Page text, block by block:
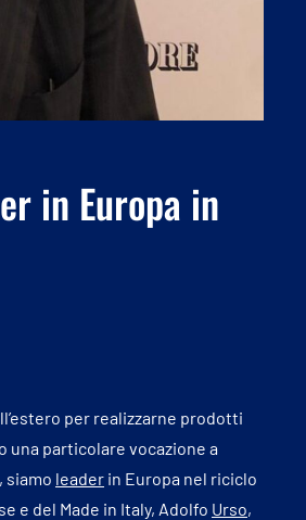
in Europa in
per realizzarne prodotti
una particolare vocazione a
siamo leader in Europa nel riciclo
e del Made in Italy, Adolfo Urso,